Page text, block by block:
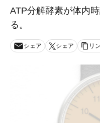
ATP分解酵素が体内
る。
シェア シェア リ